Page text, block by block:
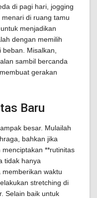
di pagi hari, jogging
di ruang tamu
menjadikan
dengan memilih
Misalkan,
sambil bercanda
gerakan
Baru
besar. Mulailah
bahkan jika
**rutinitas
tidak hanya
waktu
stretching di
Selain baik untuk